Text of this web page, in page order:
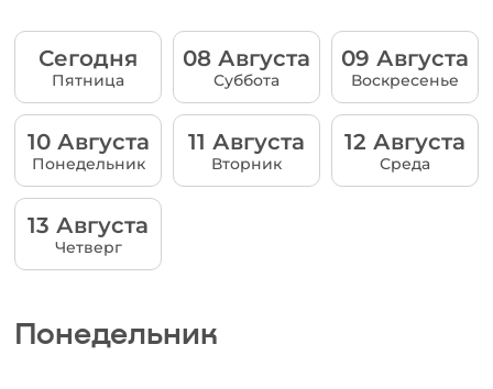
Сегодня
Пятница
08 Августа
Суббота
09 Августа
Воскресенье
10 Августа
Понедельник
11 Августа
Вторник
12 Августа
Среда
13 Августа
Четверг
Понедельник